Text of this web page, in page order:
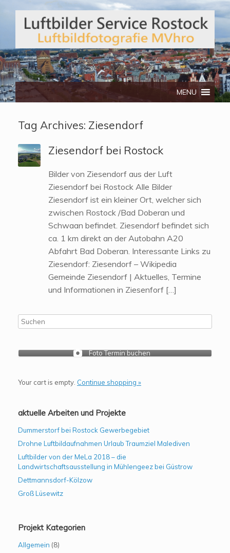
Telefon: 0172/3134512
MENU
Tag Archives: Ziesendorf
Ziesendorf bei Rostock
Bilder von Ziesendorf aus der Luft
Ziesendorf bei Rostock Alle Bilder
Ziesendorf ist ein kleiner Ort, welcher sich
zwischen Rostock /Bad Doberan und
Schwaan befindet. Ziesendorf befindet sich
ca. 1 km direkt an der Autobahn A20
Abfahrt Bad Doberan. Interessante Links zu
Ziesendorf: Ziesendorf – Wikipedia
Gemeinde Ziesendorf | Aktuelles, Termine
und Informationen in Ziesenforf […]
Foto Termin buchen
Your cart is empty. Continue shopping »
aktuelle Arbeiten und Projekte
Dummerstorf bei Rostock Gewerbegebiet
Drohne Luftbildaufnahmen Urlaub Traumziel Malediven
Luftbilder von der MeLa 2018 – die
Landwirtschaftsausstellung in Mühlengeez bei Güstrow
Dettmannsdorf-Kölzow
Groß Lüsewitz
Projekt Kategorien
Allgemein (8)